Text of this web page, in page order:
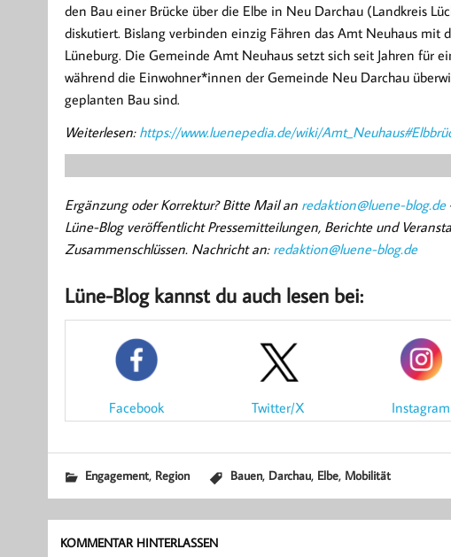
den Bau einer Brücke über die Elbe in Neu Darchau (Landkreis
diskutiert. Bislang verbinden einzig Fähren das Amt Neuhaus mit
Lüneburg. Die Gemeinde Amt Neuhaus setzt sich seit Jahren für
während die Einwohner*innen der Gemeinde Neu Darchau
geplanten Bau sind.
Weiterlesen: https://www.luenepedia.de/wiki/
Ergänzung oder Korrektur? Bitte Mail an redaktion@luene-blog.de
Lüne-Blog veröffentlicht Pressemitteilungen, Berichte und
Zusammenschlüssen. Nachricht an: redaktion@luene-blog.de
Lüne-Blog kannst du auch lesen bei:
Facebook Twitter/X Instagram
Engagement, Region Bauen, Darchau, Elbe, Mobilität
KOMMENTAR HINTERLASSEN